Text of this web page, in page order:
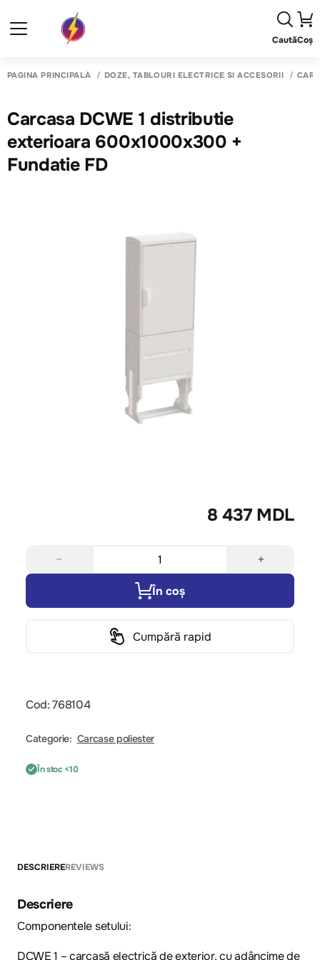
CautăCoș
PAGINA PRINCIPALĂ DOZE, TABLOURI ELECTRICE SI ACCESORII
Carcasa DCWE 1 distributie
exterioara 600x1000x300 +
Fundatie FD
8 437 MDL
− +
În coș
Cumpără rapid
Cod: 768104
Categorie: Carcase poliester
În stoc <10
DESCRIEREREVIEWS
Descriere
Componentele setului:
DCWE 1 – carcasă electrică de exterior, cu adâncime de